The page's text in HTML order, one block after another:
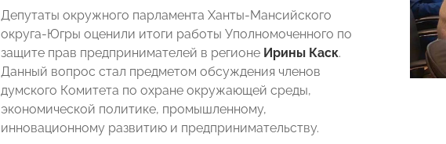
Депутаты окружного парламента Ханты-Мансийского
округа-Югры оценили итоги работы Уполномоченного по
защите прав предпринимателей в регионе Ирины Каск.
Данный вопрос стал предметом обсуждения членов
думского Комитета по охране окружающей среды,
экономической политике, промышленному,
инновационному развитию и предпринимательству.